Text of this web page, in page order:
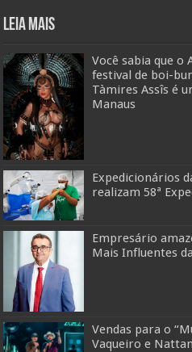
Leia mais
Você sabia que
festival de boi-
Tàmires Assîs é
Manaus
Expedicionários
realizam 58ª
Empresário
Mais Influentes
Vendas para o
Vaqueiro e